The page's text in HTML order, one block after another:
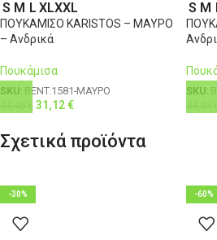
S M L XLXXL
ΠΟΥΚΑΜΙΣΟ KARISTOS – ΜΑΥΡΟ
– Ανδρικά
Πουκάμισα
SKU: BENT.1581-ΜΑΥΡΟ
€ 31,12€
S M
SKU:
Σχετικά προϊόντα
-30% -60%